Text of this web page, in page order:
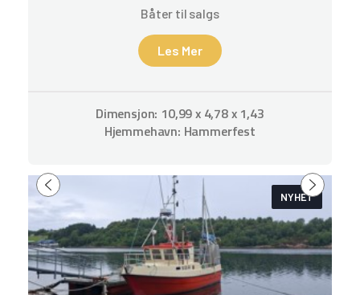
Båter til salgs
Les Mer
Dimensjon: 10,99 x 4,78 x 1,43
Hjemmehavn: Hammerfest
NYHET